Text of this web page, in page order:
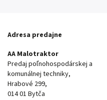
Adresa predajne
AA Malotraktor
Predaj poľnohospodárskej a
komunálnej techniky,
Hrabové 299,
014 01 Bytča